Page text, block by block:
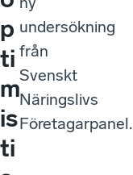
p
ti
m
is
ti
undersökning
från
Svenskt
Näringslivs
Företagarpanel.